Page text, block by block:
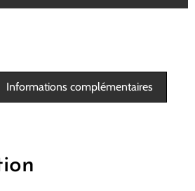
Informations complémentaires